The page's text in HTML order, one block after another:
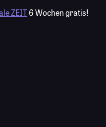
ZEIT6 Wochen gratis!